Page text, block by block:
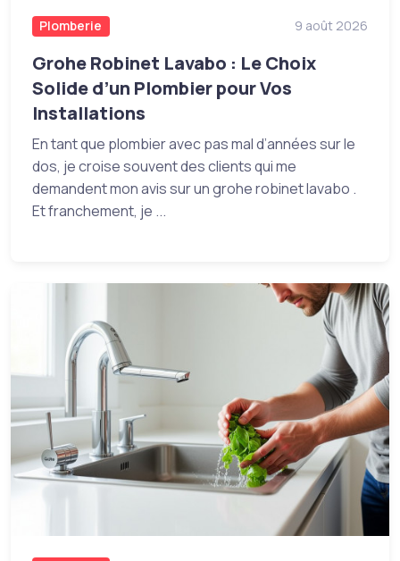
Plomberie 9 août 2026
Grohe Robinet Lavabo : Le Choix
Solide d’un Plombier pour Vos
Installations
En tant que plombier avec pas mal d’années sur le
dos, je croise souvent des clients qui me
demandent mon avis sur un grohe robinet lavabo .
Et franchement, je ...